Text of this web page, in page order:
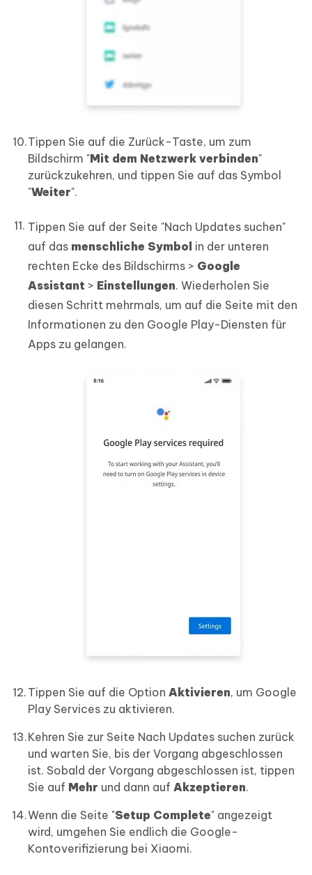
Tippen Sie auf die Zurück-Taste, um zum
Bildschirm "Mit dem Netzwerk verbinden"
zurückzukehren, und tippen Sie auf das Symbol
"Weiter".
Tippen Sie auf der Seite "Nach Updates suchen"
auf das menschliche Symbol in der unteren
rechten Ecke des Bildschirms > Google
Assistant > Einstellungen. Wiederholen Sie
diesen Schritt mehrmals, um auf die Seite mit den
Informationen zu den Google Play-Diensten für
Apps zu gelangen.
Tippen Sie auf die Option Aktivieren, um Google
Play Services zu aktivieren.
Kehren Sie zur Seite Nach Updates suchen zurück
und warten Sie, bis der Vorgang abgeschlossen
ist. Sobald der Vorgang abgeschlossen ist, tippen
Sie auf Mehr und dann auf Akzeptieren.
Wenn die Seite "Setup Complete" angezeigt
wird, umgehen Sie endlich die Google-
Kontoverifizierung bei Xiaomi.